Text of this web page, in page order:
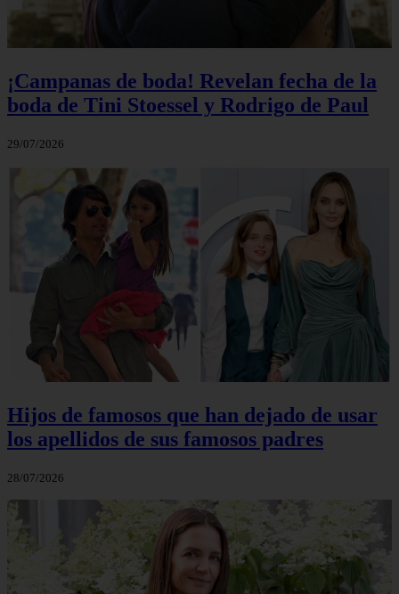
¡Campanas de boda! Revelan fecha de la
boda de Tini Stoessel y Rodrigo de Paul
29/07/2026
Hijos de famosos que han dejado de usar
los apellidos de sus famosos padres
28/07/2026